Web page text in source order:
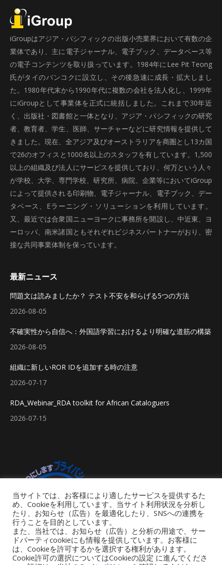
iGroupはアジア・パシフィックの出版小売業界において有数の企
業体であり、主に電子ジャーナル、電子ブック、データベース等
の電子コンテンツを取り扱っています。1984年にLee Pit Teong
氏がタイのバンコクに設立し、その後急速に成長・拡大しまし
た。1980年代末から1990年代に複数の会社を法人化し、1999年
にiGroupとして事業体を正式に統括しました。これまで30年近
く、出版社・図書館と一体となり、アジア・パシフィックの研究
者、教育者、学生、医師、サーチャーなどに研究情報を提供して
きました。現在、全アジア及びオーストラリアを商圏とし13カ国
で26のオフィスと1000名以上のスタッフを有しています。1,500
以上の組織及び法人にサービスを提供しており、何万という人々
が学校、大学、専門学校、研究所、病院、企業等においてiGroup
によって提供される印刷物、電子ジャーナル、電子ブック、デー
タベース、Eラーニング・ソリューションを利用しています。
又、最近では合衆国ニューヨークに事務所を開設し、中近東、ヨ
ーロッパ、南米諸国ともそれぞれビジネスパートナーがおり、密
接な共同事業体制を保っています。
最新ニュース
問題文は読みましたか？ テスト不安を和らげる5つの方法
2026-08-05
不確実性から自信へ：外国語学習におけるより明確な道筋の構築
2026-08-05
組織に新しいROR IDを追加する時の注意
2026-07-17
RDA_Webinar_RDA toolkit for African Cataloguers
2026-07-15
当サイトでは、お客様により適したサービスを提供するた
め、Cookieを利用しています。当サイト利用状況を分析し
たり、お知らせ（広告）を最適化したり、SNSへの連携を
行うことを目的としています。
また、当社では、お知らせ（広告）と分析の用途で、サー
ドパーティcookieにも情報を提供しています。お客様に
は、Cookieを許可するかを選択する権利があります。
Cookie許可の選択についてはCookieの設定 に進んでくださ